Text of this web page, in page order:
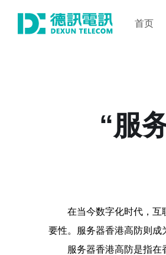
首页
“服
在当今数字化时代，互
要性。服务器香港高防则成
服务器香港高防是指在